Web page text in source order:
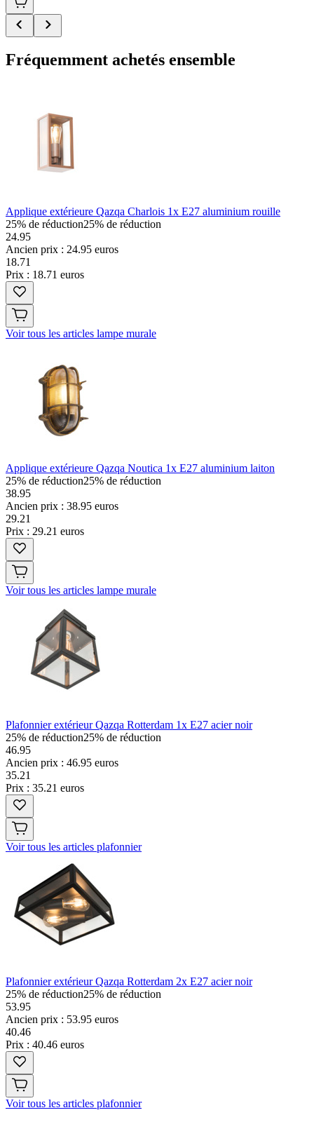
Fréquemment achetés ensemble
Applique extérieure Qazqa Charlois 1x E27 aluminium rouille
25% de réduction25% de réduction
24.95
Ancien prix : 24.95 euros
18.71
Prix : 18.71 euros
Voir tous les articles lampe murale
Applique extérieure Qazqa Noutica 1x E27 aluminium laiton
25% de réduction25% de réduction
38.95
Ancien prix : 38.95 euros
29.21
Prix : 29.21 euros
Voir tous les articles lampe murale
Plafonnier extérieur Qazqa Rotterdam 1x E27 acier noir
25% de réduction25% de réduction
46.95
Ancien prix : 46.95 euros
35.21
Prix : 35.21 euros
Voir tous les articles plafonnier
Plafonnier extérieur Qazqa Rotterdam 2x E27 acier noir
25% de réduction25% de réduction
53.95
Ancien prix : 53.95 euros
40.46
Prix : 40.46 euros
Voir tous les articles plafonnier